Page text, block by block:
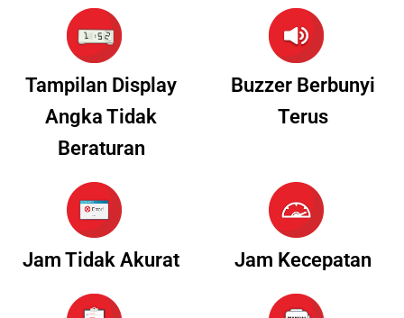
Tampilan Display
Angka Tidak
Beraturan
Buzzer Berbunyi
Terus
Jam Tidak Akurat Jam Kecepatan